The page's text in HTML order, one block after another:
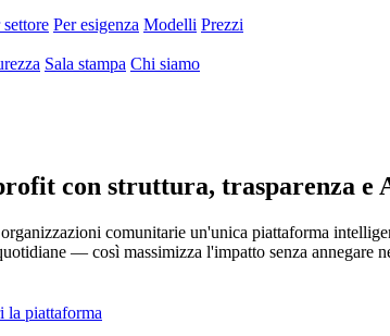
settore Per esigenza Modelli Prezzi
Sala stampa Chi siamo
con struttura, trasparenza e
comunitarie un'unica piattaforma
— così massimizza l'impatto senza annegare
la piattaforma